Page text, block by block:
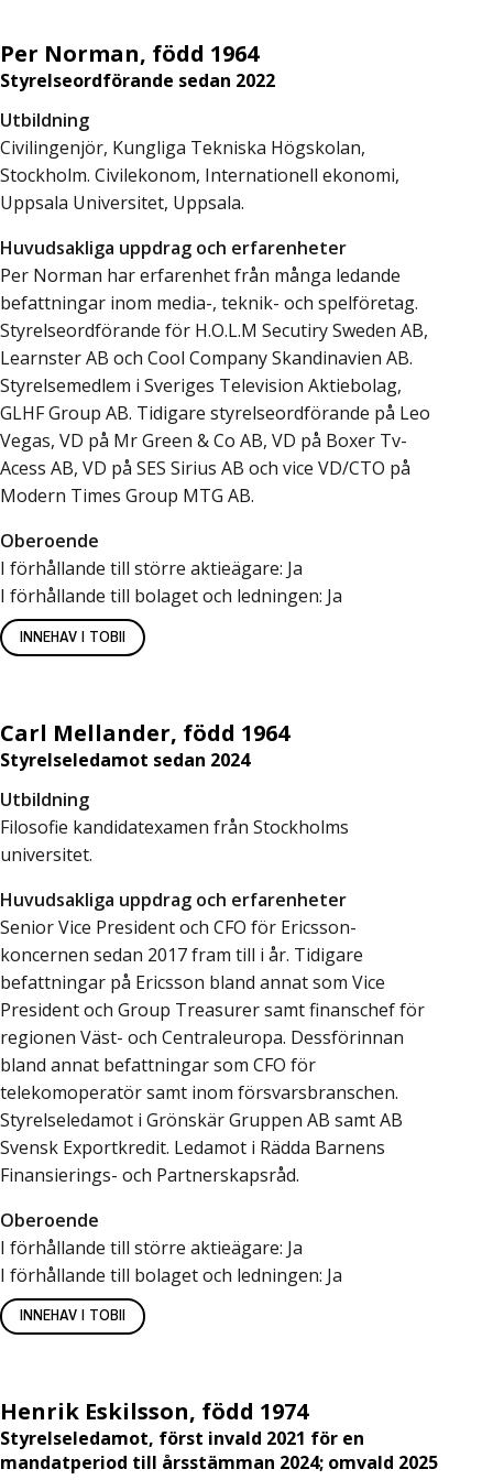
Per Norman, född 1964
Styrelseordförande sedan 2022
Utbildning
Civilingenjör, Kungliga Tekniska Högskolan,
Stockholm. Civilekonom, Internationell ekonomi,
Uppsala Universitet, Uppsala.
Huvudsakliga uppdrag och erfarenheter
Per Norman har erfarenhet från många ledande
befattningar inom media-, teknik- och spelföretag.
Styrelseordförande för H.O.L.M Secutiry Sweden AB,
Learnster AB och Cool Company Skandinavien AB.
Styrelsemedlem i Sveriges Television Aktiebolag,
GLHF Group AB. Tidigare styrelseordförande på Leo
Vegas, VD på Mr Green & Co AB, VD på Boxer Tv-
Acess AB, VD på SES Sirius AB och vice VD/CTO på
Modern Times Group MTG AB.
Oberoende
I förhållande till större aktieägare: Ja
I förhållande till bolaget och ledningen: Ja
INNEHAV I TOBII
Carl Mellander, född 1964
Styrelseledamot sedan 2024
Utbildning
Filosofie kandidatexamen från Stockholms
universitet.
Huvudsakliga uppdrag och erfarenheter
Senior Vice President och CFO för Ericsson-
koncernen sedan 2017 fram till i år. Tidigare
befattningar på Ericsson bland annat som Vice
President och Group Treasurer samt finanschef för
regionen Väst- och Centraleuropa. Dessförinnan
bland annat befattningar som CFO för
telekomoperatör samt inom försvarsbranschen.
Styrelseledamot i Grönskär Gruppen AB samt AB
Svensk Exportkredit. Ledamot i Rädda Barnens
Finansierings- och Partnerskapsråd.
Oberoende
I förhållande till större aktieägare: Ja
I förhållande till bolaget och ledningen: Ja
INNEHAV I TOBII
Henrik Eskilsson, född 1974
Styrelseledamot, först invald 2021 för en
mandatperiod till årsstämman 2024; omvald 2025